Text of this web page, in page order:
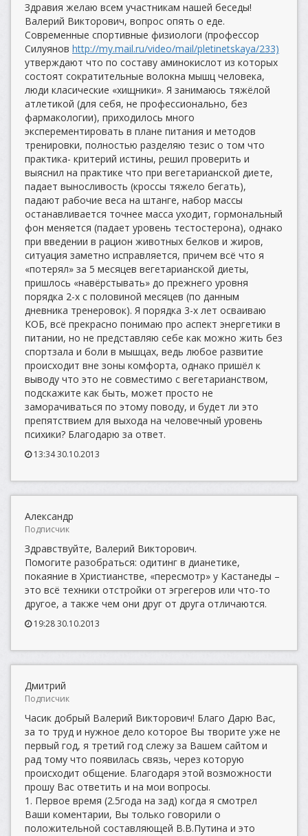
Здравия желаю всем участникам нашей беседы!
Валерий Викторович, вопрос опять о еде.
Современные спортивные физиологи (профессор
Силуянов http://my.mail.ru/video/mail/pletinetskaya/233)
утверждают что по составу аминокислот из которых
состоят сократительные волокна мышц человека,
люди класические «хищники». Я занимаюсь тяжёлой
атлетикой (для себя, не профессионально, без
фармакологии), приходилось много
эксперементировать в плане питания и методов
тренировки, полностью разделяю тезис о том что
практика- критерий истины, решил проверить и
выяснил на практике что при вегетарианской диете,
падает выносливость (кроссы тяжело бегать),
падают рабочие веса на штанге, набор массы
останавливается точнее масса уходит, гормональный
фон меняется (падает уровень тестостерона), однако
при введении в рацион животных белков и жиров,
ситуация заметно исправляется, причем всё что я
«потерял» за 5 месяцев вегетарианской диеты,
пришлось «навёрстывать» до прежнего уровня
порядка 2-х с половиной месяцев (по данным
дневника тренеровок). Я порядка 3-х лет осваиваю
КОБ, всё прекрасно понимаю про аспект энергетики в
питании, но не представляю себе как можно жить без
спортзала и боли в мышцах, ведь любое развитие
происходит вне зоны комфорта, однако пришёл к
выводу что это не совместимо с вегетарианством,
подскажите как быть, может просто не
заморачиваться по этому поводу, и будет ли это
препятствием для выхода на человечный уровень
психики? Благодарю за ответ.
13:34 30.10.2013
Александр
Подписчик
Здравствуйте, Валерий Викторович.
Помогите разобраться: одитинг в дианетике,
покаяние в Христианстве, «пересмотр» у Кастанеды –
это всё техники отстройки от эгрегеров или что-то
другое, а также чем они друг от друга отличаются.
19:28 30.10.2013
Дмитрий
Подписчик
Часик добрый Валерий Викторович! Благо Дарю Вас,
за то труд и нужное дело которое Вы творите уже не
первый год, я третий год слежу за Вашем сайтом и
рад тому что появилась связь, через которую
происходит общение. Благодаря этой возможности
прошу Вас ответить и на мои вопросы.
1. Первое время (2.5года на зад) когда я смотрел
Ваши коментарии, Вы только говорили о
положительной составляющей В.В.Путина и это